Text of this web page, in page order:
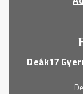
Deák17